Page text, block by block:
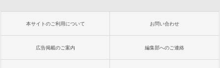
本サイトのご利用について お問い合わせ
広告掲載のご案内 編集部へのご連絡